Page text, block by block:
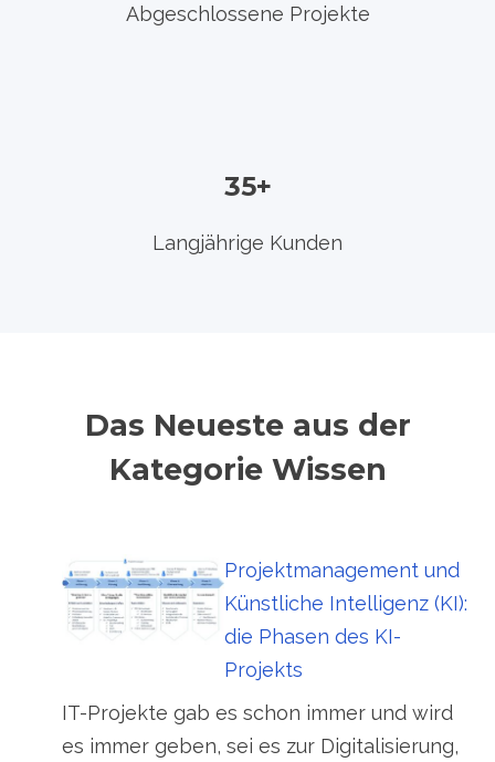
Abgeschlossene Projekte
35+
Langjährige Kunden
Das Neueste aus der
Kategorie Wissen
Projektmanagement und
Künstliche Intelligenz (KI):
die Phasen des KI-
Projekts
IT-Projekte gab es schon immer und wird
es immer geben, sei es zur Digitalisierung,